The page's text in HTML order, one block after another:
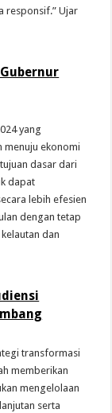
responsif.” Ujar
yang
menuju ekonomi
dasar dari
dapat
lebih efesien
dengan tetap
dan
transformasi
memberikan
mengelolaan
serta